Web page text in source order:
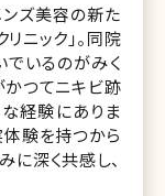
ンズ美容の新た
ニック」。同院
いるのがみく
かつてニキビ跡
経験にありま
体験を持つから
に深く共感し、